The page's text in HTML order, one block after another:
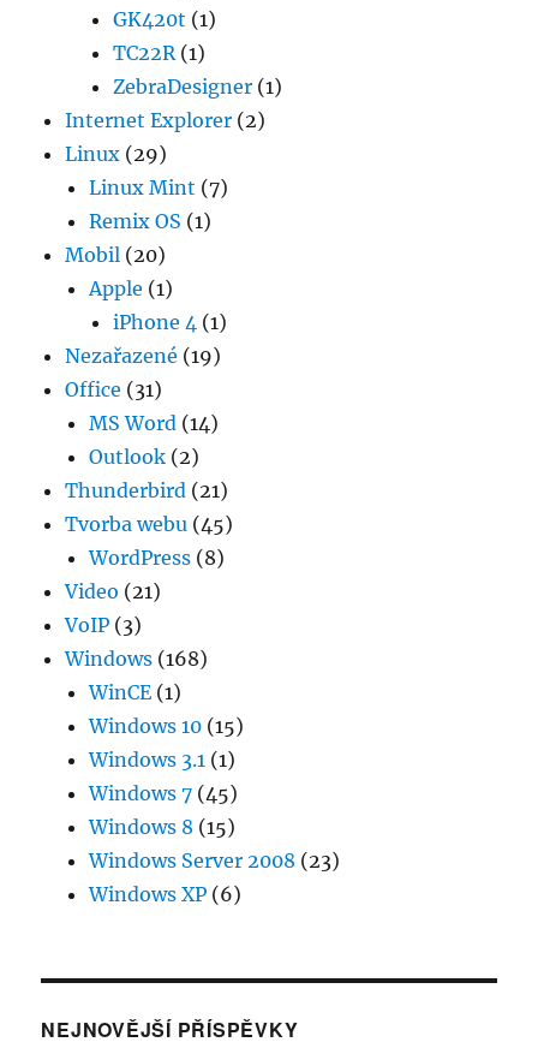
GK420t (1)
TC22R(1)
ZebraDesigner (1)
Internet Explorer (2)
Linux (29)
Linux Mint (7)
Remix OS (1)
Mobil (20)
Apple (1)
iPhone 4 (1)
Nezařazené (19)
Office (31)
MS Word (14)
Outlook (2)
Thunderbird (21)
Tvorba webu (45)
WordPress (8)
Video (21)
VoIP (3)
Windows (168)
WinCE (1)
Windows 10 (15)
Windows 3.1 (1)
Windows 7 (45)
Windows 8 (15)
Windows Server 2008 (23)
Windows XP (6)
NEJNOVĚJŠÍ PŘÍSPĚVKY